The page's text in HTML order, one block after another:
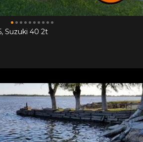
Suzuki 40 2t